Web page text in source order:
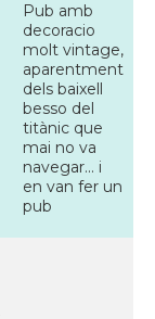
Pub amb
decoracio
molt vintage,
aparentment
dels baixell
besso del
titànic que
mai no va
navegar... i
en van fer un
pub